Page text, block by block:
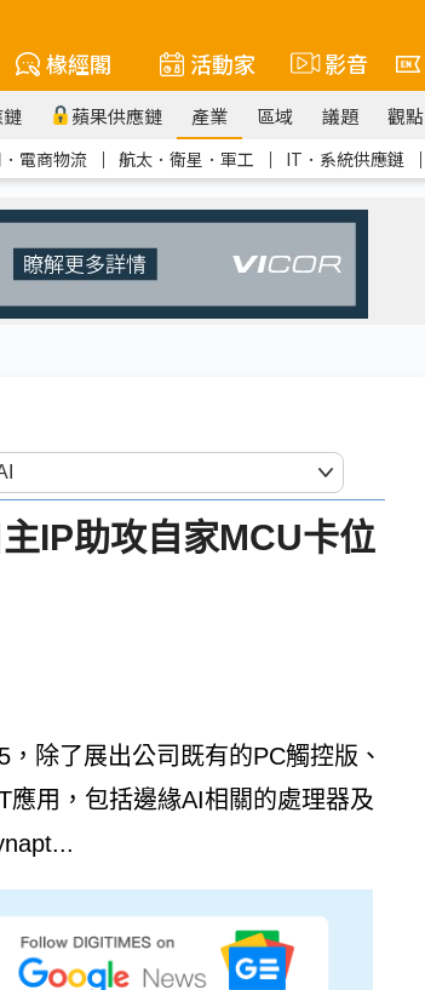
椽經閣 活動家 影音
蘋果供應鏈 產業 區域 議題 觀點
電商物流 ｜ 航太．衛星．軍工 ｜ IT．系統供應鏈 ｜
IP助攻自家MCU卡位
除了展出公司既有的PC觸控版、
用，包括邊緣AI相關的處理器及